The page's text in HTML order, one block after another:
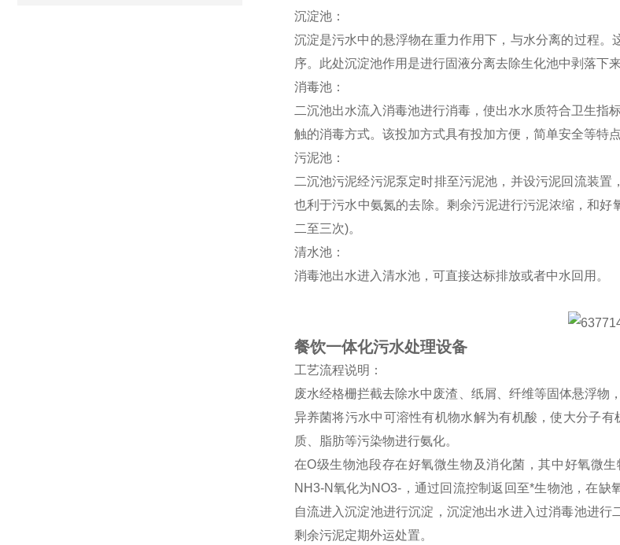
沉淀池：
沉淀是污水中的悬浮物在重力作用下，与水分离的过程
序。此处沉淀池作用是进行固液分离去除生化池中剥落下
消毒池：
二沉池出水流入消毒池进行消毒，使出水水质符合卫生指
触的消毒方式。该投加方式具有投加方便，简单安全等特
污泥池：
二沉池污泥经污泥泵定时排至污泥池，并设污泥回流装
也利于污水中氨氮的去除。剩余污泥进行污泥浓缩，和
二至三次)。
清水池：
消毒池出水进入清水池，可直接达标排放或者中水回用。
餐饮一体化污水处理设备
工艺流程说明：
废水经格栅拦截去除水中废渣、纸屑、纤维等固体悬浮
异养菌将污水中可溶性有机物水解为有机酸，使大分子
质、脂肪等污染物进行氨化。
在O级生物池段存在好氧微生物及消化菌，其中好氧微
NH3-N氧化为NO3-，通过回流控制返回至*生物池，在
自流进入沉淀池进行沉淀，沉淀池出水进入过消毒池进
剩余污泥定期外运处置。